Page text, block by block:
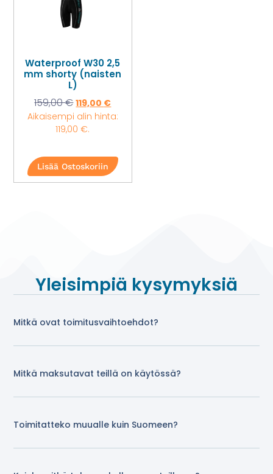
Waterproof W30 2,5
mm shorty (naisten
L)
159,00€ 119,00 €
Aikaisempi alin hinta:
119,00€.
Lisää Ostoskoriin
Yleisimpiä kysymyksiä
Mitkä ovat toimitusvaihtoehdot?
Mitkä maksutavat teillä on käytössä?
Toimitatteko muualle kuin Suomeen?